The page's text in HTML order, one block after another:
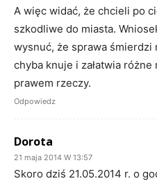
A więc widać, że chcieli po
szkodliwe do miasta.
wysnuć, że sprawa śmierdzi
chyba knuje i załatwia
prawem rzeczy.
Odpowiedz
Dorota
21 maja 2014 W 13:57
Skoro dziś 21.05.2014 r. o